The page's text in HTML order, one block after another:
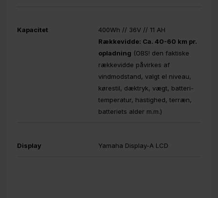
Kapacitet
400Wh // 36V // 11 AH
Rækkevidde: Ca. 40-60 km pr.
opladning (OBS! den faktiske
rækkevidde påvirkes af
vindmodstand, valgt el niveau,
kørestil, dæktryk, vægt, batteri-
temperatur, hastighed, terræn,
batteriets alder m.m.)
Display Yamaha Display-A LCD